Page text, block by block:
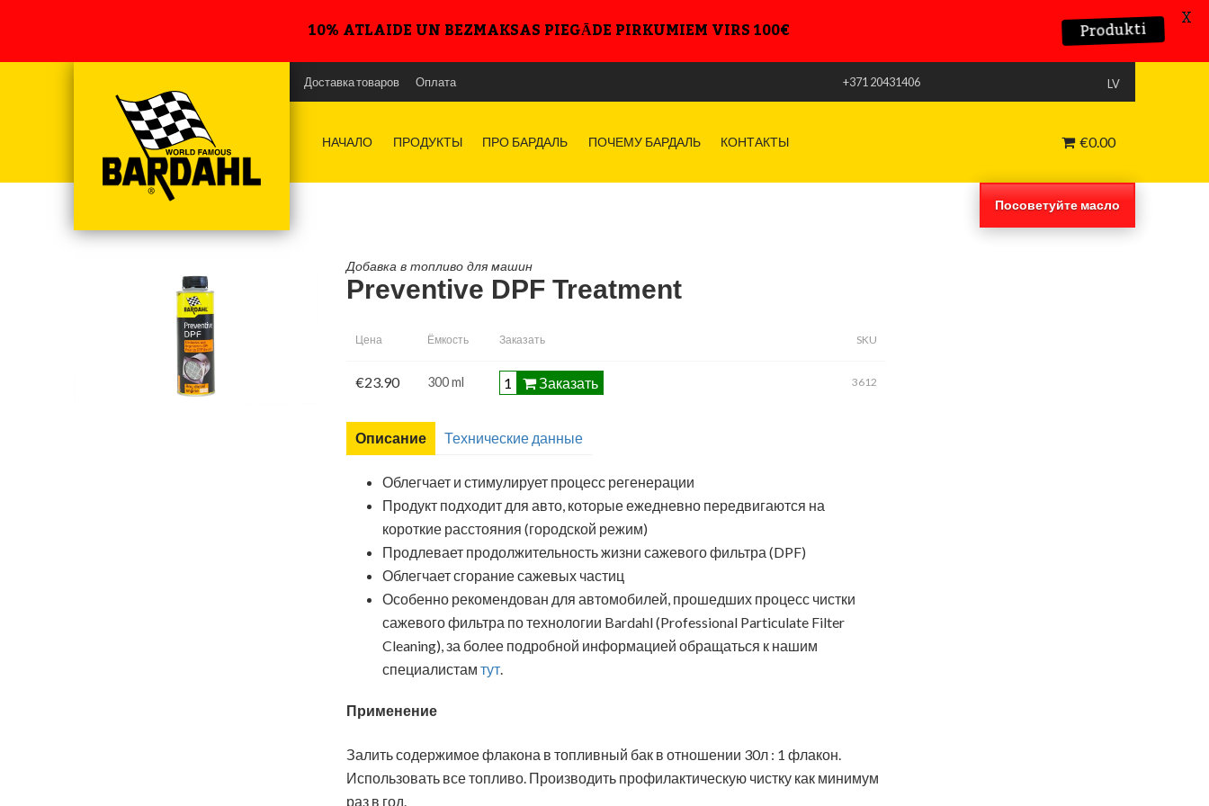
Доставка товаров Оплата +371 20431406 LV
Посоветуйте масло
НАЧАЛО ПРОДУКТЫ ПРО БАРДАЛЬ ПОЧЕМУ БАРДАЛЬ КОНТАКТЫ €0.00
Добавка в топливо для машин
Preventive DPF Treatment
Цена Ёмкость Заказать SKU
€23.90 300 ml Заказать 3612
Описание Технические данные
Облегчает и стимулирует процесс регенерации
Продукт подходит для авто, которые ежедневно передвигаются на
короткие расстояния (городской режим)
Продлевает продолжительность жизни сажевого фильтра (DPF)
Облегчает сгорание сажевых частиц
Особенно рекомендован для автомобилей, прошедших процесс чистки
сажевого фильтра по технологии Bardahl (Professional Particulate Filter
Cleaning), за более подробной информацией обращаться к нашим
специалистам тут.
Применение
Залить содержимое флакона в топливный бак в отношении 30л : 1 флакон.
Использовать все топливо. Производить профилактическую чистку как минимум
раз в год.
Паспорт безопасности химической продукции
10% ATLAIDE UN BEZMAKSAS PIEGĀDE PIRKUMIEM VIRS 100€ Produkti X